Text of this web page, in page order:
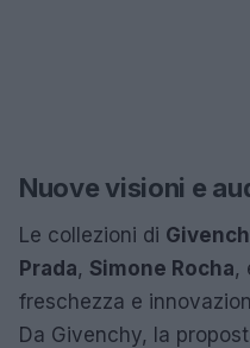
Nuove visioni e
Le collezioni di
Prada, Simone Rocha,
freschezza e
Da Givenchy, la